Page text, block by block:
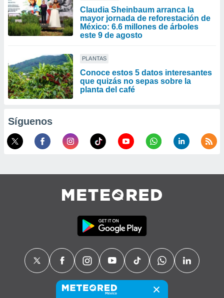
Claudia Sheinbaum arranca la
mayor jornada de reforestación de
México: 6.6 millones de árboles
este 9 de agosto
PLANTAS
Conoce estos 5 datos interesantes
que quizás no sepas sobre la
planta del café
Síguenos